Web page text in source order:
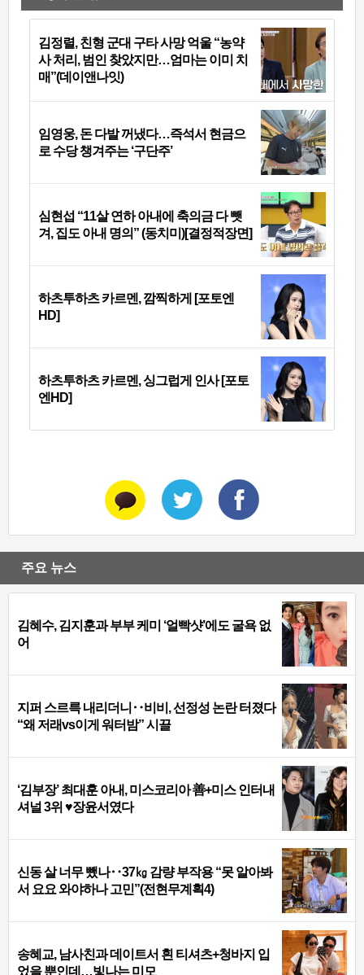
김정렬, 친형 군대 구타 사망 억울 “농약
사 처리, 범인 찾았지만…엄마는 이미 치
매”(데이앤나잇)
임영웅, 돈 다발 꺼냈다…즉석서 현금으
로 수당 챙겨주는 ‘구단주’
심현섭 “11살 연하 아내에 축의금 다 뺏
겨, 집도 아내 명의” (동치미)[결정적장면]
하츠투하츠 카르멘, 깜찍하게 [포토엔
HD]
하츠투하츠 카르멘, 싱그럽게 인사 [포토
엔HD]
주요 뉴스
김혜수, 김지훈과 부부 케미 ‘얼빡샷’에도 굴욕 없
어
지퍼 스르륵 내리더니‥비비, 선정성 논란 터졌다
“왜 저래vs이게 워터밤” 시끌
‘김부장’ 최대훈 아내, 미스코리아 善+미스 인터내
셔널 3위 ♥장윤서였다
신동 살 너무 뺐나‥37㎏ 감량 부작용 “못 알아봐
서 요요 와야하나 고민”(전현무계획4)
송혜교, 남사친과 데이트서 흰 티셔츠+청바지 입
었을 뿐인데…빛나는 미모